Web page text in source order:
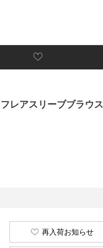
レアスリーブブラウス
再入荷お知らせ